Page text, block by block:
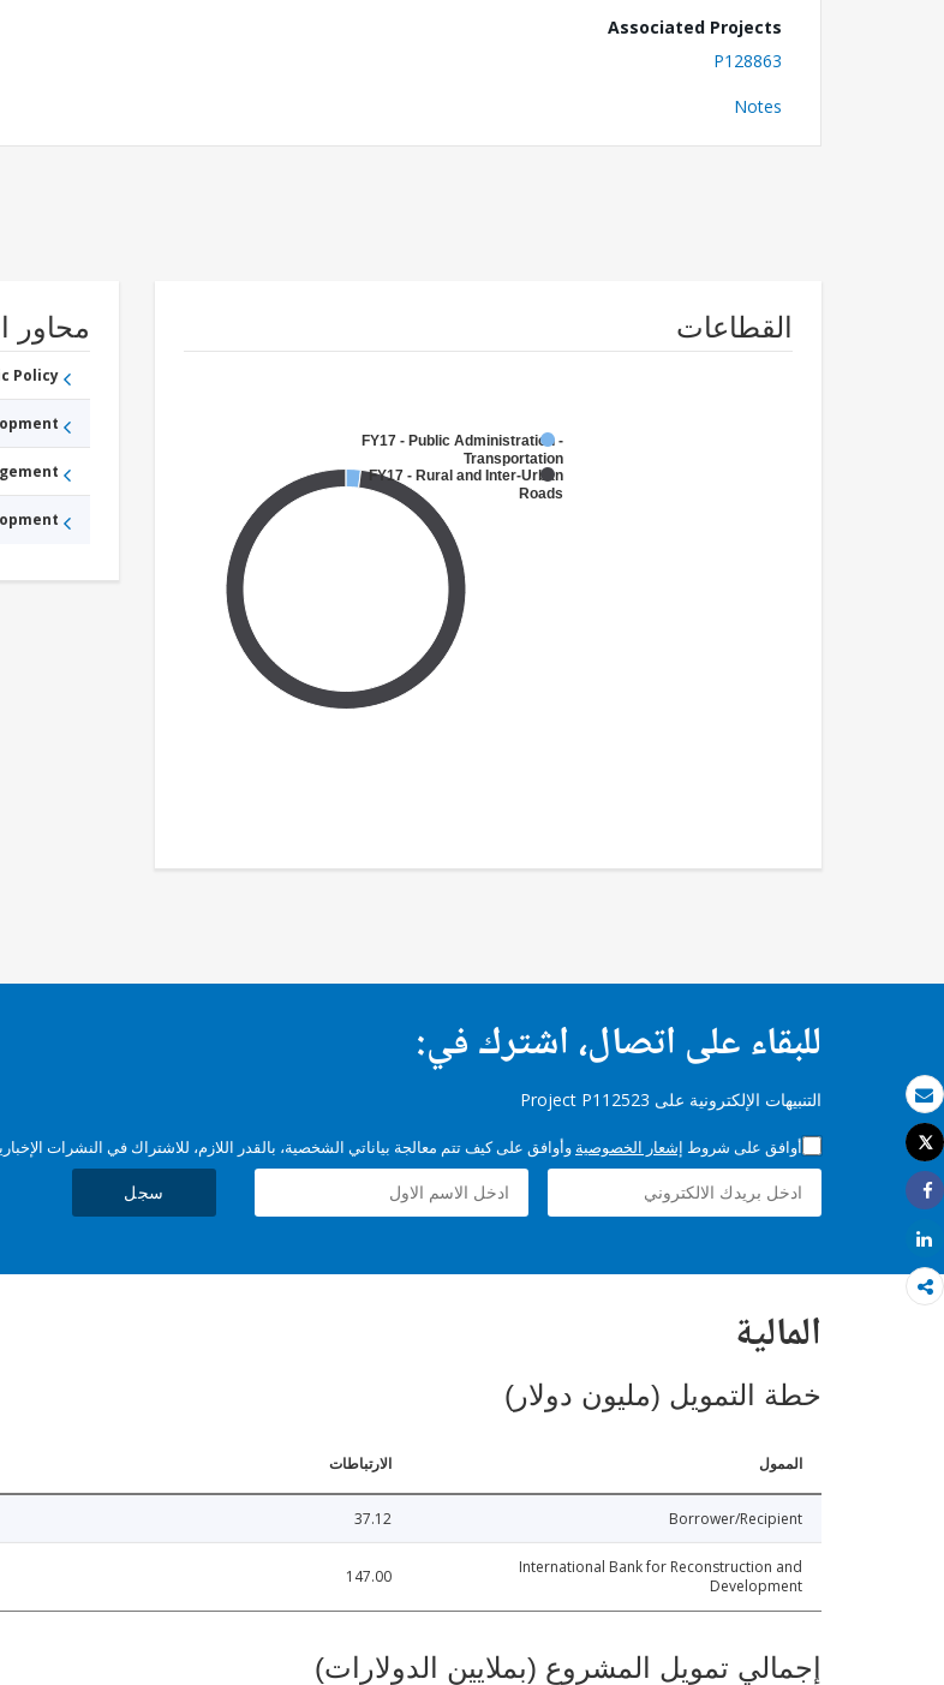
بريد الكتروني
طباعة
Tweet
Share
Share
Associated Projects
P128863
Notes
القطاعات
FY17 - Public Administration -
Transportation
FY17 - Rural and Inter-Urban
Roads
محاور
Policy
للبقاء على اتصال، اشترك في:
التنبيهات الإلكترونية على Project P112523
أوافق على شروط إشعار الخصوصية وأوافق على كيف تتم معالجة بياناتي الشخصية، بالقدر اللازم، للاشتراك في النشرات
سجل
المالية
خطة التمويل (مليون دولار)
الممول الارتباطات
Borrower/Recipient
37.12
International Bank for Reconstruction and
Development
147.00
إجمالي تمويل المشروع (بملايين الدولارات)